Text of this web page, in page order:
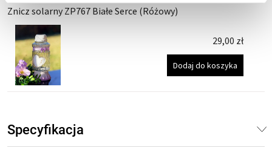
Znicz solarny ZP767 Białe Serce (Różowy)
29,00 zł
Dodaj do koszyka
Specyfikacja